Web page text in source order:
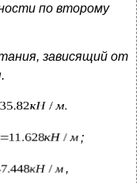
по второму
зависящий от
;
,